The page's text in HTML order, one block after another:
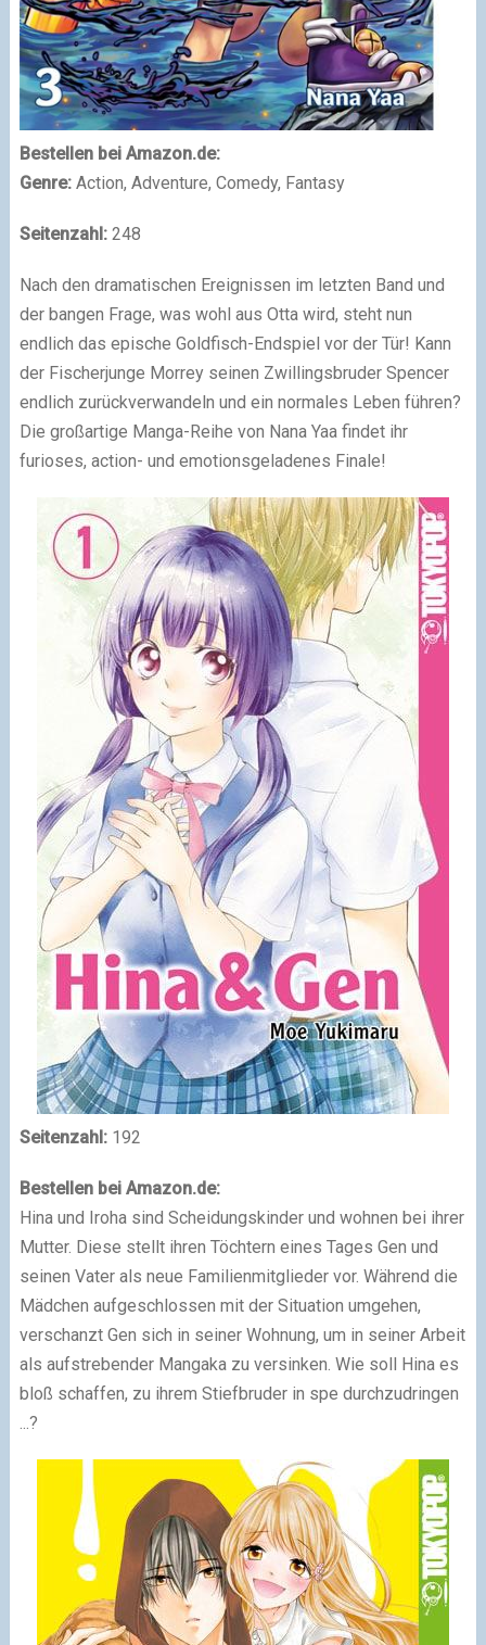
Bestellen bei Amazon.de:
Genre:Action, Adventure, Comedy, Fantasy
Seitenzahl:248
Nach den dramatischen Ereignissen im letzten Band und
der bangen Frage, was wohl aus Otta wird, steht nun
endlich das epische Goldfisch-Endspiel vor der Tür! Kann
der Fischerjunge Morrey seinen Zwillingsbruder Spencer
endlich zurückverwandeln und ein normales Leben führen?
Die großartige Manga-Reihe von Nana Yaa findet ihr
furioses, action- und emotionsgeladenes Finale!
Seitenzahl:192
Bestellen bei Amazon.de:
Hina und Iroha sind Scheidungskinder und wohnen bei ihrer
Mutter. Diese stellt ihren Töchtern eines Tages Gen und
seinen Vater als neue Familienmitglieder vor. Während die
Mädchen aufgeschlossen mit der Situation umgehen,
verschanzt Gen sich in seiner Wohnung, um in seiner Arbeit
als aufstrebender Mangaka zu versinken. Wie soll Hina es
bloß schaffen, zu ihrem Stiefbruder in spe durchzudringen
...?